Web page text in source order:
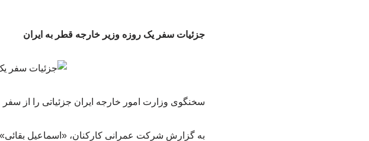
جزئیات سفر یک روزه وزیر خارجه قطر به ایران
سخنگوی وزارت امور خارجه ایران جزئیاتی را از سفر
به گزارش شرکت عمرانی کارکنان، «اسماعیل